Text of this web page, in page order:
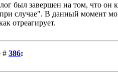
был завершен на том, что он
случае". В данный момент
отреагирует.
# 386: